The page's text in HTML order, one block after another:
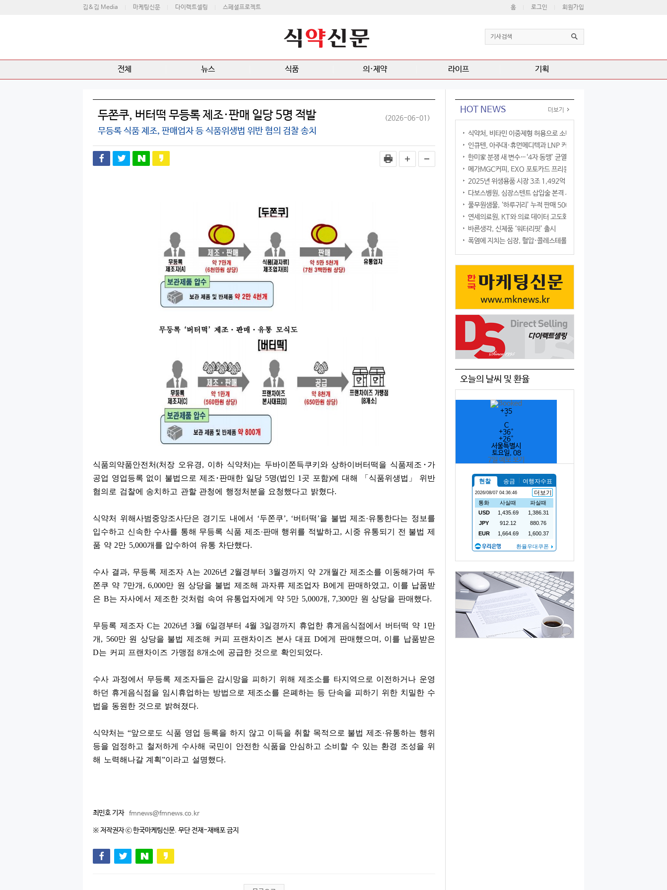
김&김 Media 마케팅신문 다이렉트셀링 스페셜프로젝트 홈 로그인 회원가입
전체 뉴스 식품 의·제약 라이프 기획
두쫀쿠, 버터떡 무등록 제조·판매 일당 5명 적발 (2026-06-01)
무등록 식품 제조, 판매업자 등 식품위생법 위반 혐의 검찰 송치
식품의약품안전처(처장 오유경, 이하 식약처)는 두바이쫀득쿠키와 상하이버터떡을 식품제조 ･ 가
공업 영업등록 없이 불법으로 제조･판매한 일당 5명(법인 1곳 포함)에 대해 「 식품위생법 」 위반
혐의로 검찰에 송치하고 관할 관청에 행정처분을 요청했다고 밝혔다.
식약처 위해사범중앙조사단은 경기도 내에서 ‘두쫀쿠’, ‘버터떡’을 불법 제조·유통한다는 정보를
입수하고 신속한 수사를 통해 무등록 식품 제조·판매 행위를 적발하고, 시중 유통되기 전 불법 제
품 약 2만 5,000개를 압수하여 유통 차단했다.
수사 결과, 무등록 제조자 A는 2026년2월경부터3월경까지 약 2개월간 제조소를 이동해가며 두
쫀쿠 약 7만개 , 6,000만 원 상당을 불법 제조해 과자류 제조업자 B에게 판매하였고, 이를 납품받
은 B는 자사에서 제조한 것처럼 속여 유통업자에게 약 5만 5,000개 , 7,300만 원 상당을 판매했다.
무등록 제조자C는 2026년3월 6일경부터 4월3일경까지 휴업한 휴게음식점에서 버터떡 약 1만
개 , 560만 원 상당을 불법 제조해 커피 프랜차이즈 본사 대표D에게 판매했으며 , 이를 납품받은
D는 커피 프랜차이즈 가맹점 8개소에 공급한 것으로 확인되었다.
수사 과정에서 무등록 제조자들은 감시망을 피하기 위해 제조소를 타지역으로 이전하거나 운영
하던 휴게음식점을 임시휴업하는 방법으로 제조소를 은폐하는 등 단속을 피하기 위한 치밀한 수
법을 동원한 것으로 밝혀졌다.
식약처는 “앞으로도 식품 영업 등록을 하지 않고 이득을 취할 목적으로 불법 제조·유통하는 행위
등을 엄정하고 철저하게 수사해 국민이 안전한 식품을 안심하고 소비할 수 있는 환경 조성을 위
해 노력해나갈 계획”이라고 설명했다.
최민호 기자 fmnews@fmnews.co.kr
※ 저작권자 ⓒ 한국마케팅신문. 무단 전재-재배포 금지
HOT NEWS 더보기
식약처, 비타민 이중제형 허용으로 소비자 선택권 확대
인큐텐, 아주대·휴먼메디텍과 LNP 커큐민 공동연구
한미家 분쟁 새 변수…‘4자 동맹’ 균열 현실화
메가MGC커피, EXO 포토카드 프리퀀시 이벤트
2025년 위생용품 시장 3조 1,492억 원
다보스병원, 심장스텐트 삽입술 본격 시행
풀무원샘물, ‘하루귀리’ 누적 판매 500만 병 돌파
연세의료원, KT와 의료 데이터 고도화 협력
바른생각, 신제품 ‘워터리핏’ 출시
폭염에 지치는 심장, 혈압·콜레스테롤만 챙기면 될까?
오늘의 날씨 및 환율
+35
°
C
+36°
+26°
서울특별시
토요일, 08
7일 예보 보기